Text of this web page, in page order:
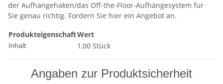
der Aufhängehaken/das Off-the-Floor-Aufhängesystem für
Sie genau richtig. Fordern Sie hier ein Angebot an.
ProdukteigenschaftWert
Inhalt: 1,00 Stück
Angaben zur Produktsicherheit